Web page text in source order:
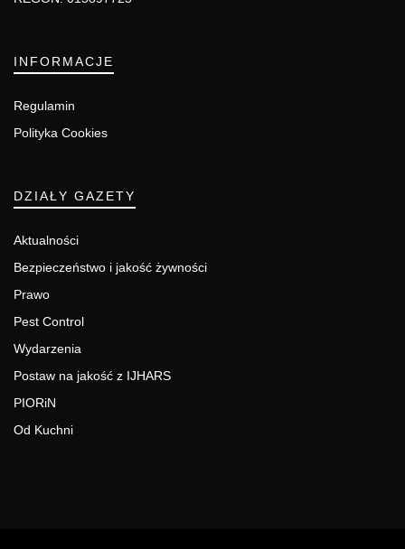
INFORMACJE
Regulamin
Polityka Cookies
DZIAŁY GAZETY
Aktualności
Bezpieczeństwo i jakość żywności
Prawo
Pest Control
Wydarzenia
Postaw na jakość z IJHARS
PIORiN
Od Kuchni